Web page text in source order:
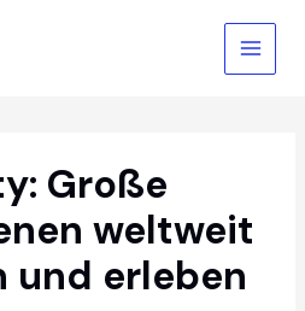
Große
weltweit
und erleben